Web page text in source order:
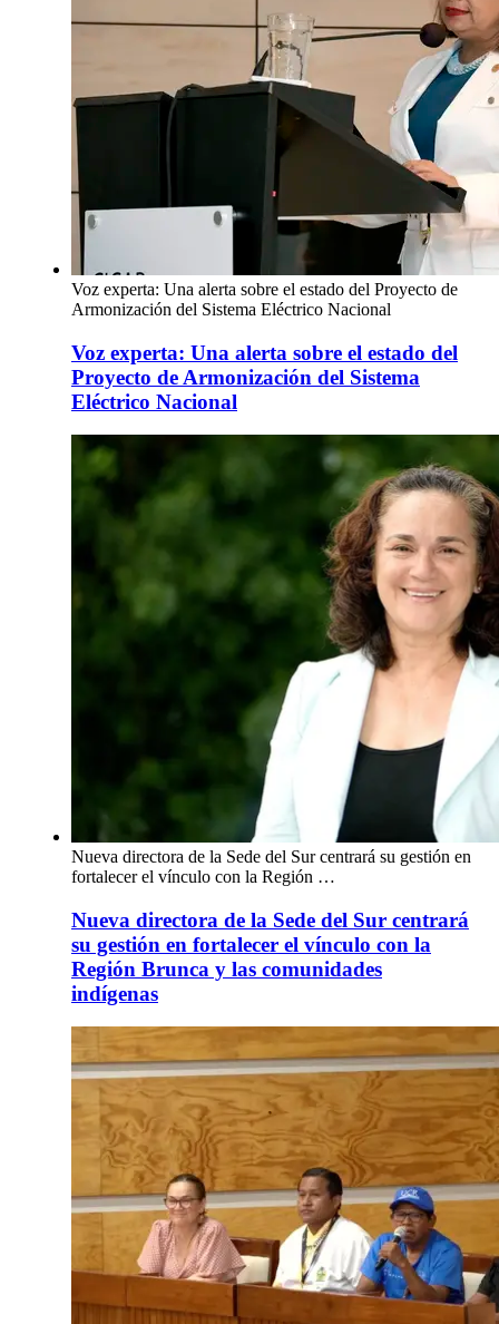
Voz experta: Una alerta sobre el estado del Proyecto de
Armonización del Sistema Eléctrico Nacional
Voz experta: Una alerta sobre el estado del
Proyecto de Armonización del Sistema
Eléctrico Nacional
Nueva directora de la Sede del Sur centrará su gestión en
fortalecer el vínculo con la Región …
Nueva directora de la Sede del Sur centrará
su gestión en fortalecer el vínculo con la
Región Brunca y las comunidades
indígenas